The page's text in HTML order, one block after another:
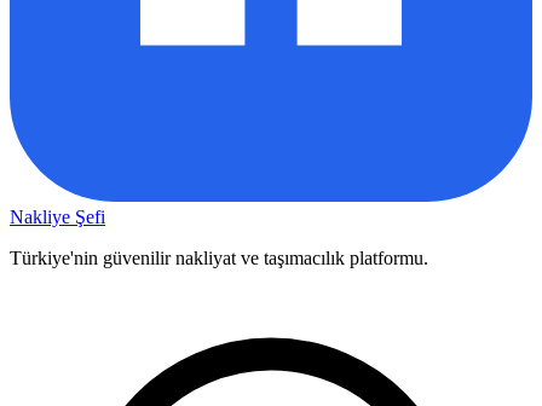
Nakliye Şefi
Türkiye'nin güvenilir nakliyat ve taşımacılık platformu.